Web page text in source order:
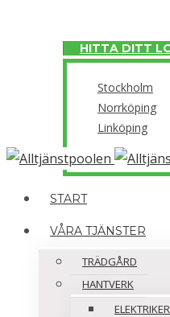
HITTA DITT
Stockholm
Norrköping
Linköping
START
VÅRA TJÄNSTER
TRÄDGÅRD
HANTVERK
ELEKTRIKER